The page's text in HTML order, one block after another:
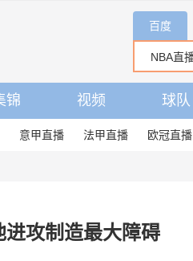
百度
锦 视频 球队
意甲直播 法甲直播 欧冠直播
攻制造最大障碍